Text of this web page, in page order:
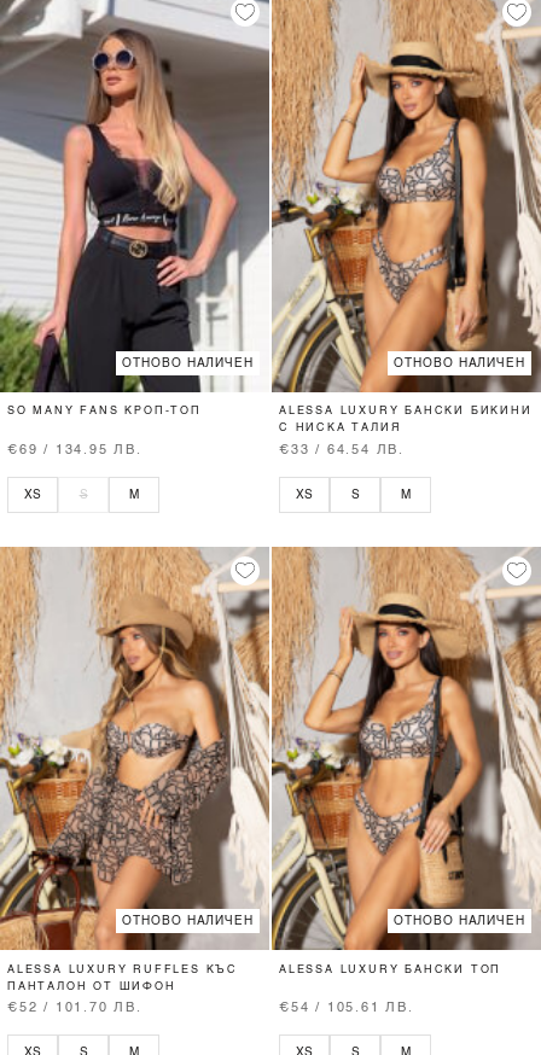
ОТНОВО НАЛИЧЕН
SO MANY FANS КРОП-ТОП
€69 / 134.95 ЛВ.
XS S M
ОТНОВО НАЛИЧЕН
ALESSA LUXURY БАНСКИ БИКИНИ
С НИСКА ТАЛИЯ
€33 / 64.54 ЛВ.
XS S M
ОТНОВО НАЛИЧЕН
ALESSA LUXURY RUFFLES КЪС
ПАНТАЛОН ОТ ШИФОН
€52 / 101.70 ЛВ.
ОТНОВО НАЛИЧЕН
ALESSA LUXURY БАНСКИ ТОП
€54 / 105.61 ЛВ.